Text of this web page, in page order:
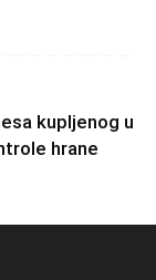
kupljenog u
hrane